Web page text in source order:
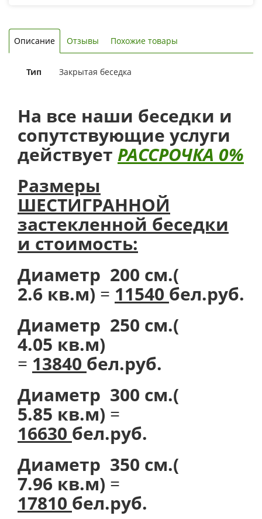
Описание Отзывы Похожие товары
Тип Закрытая беседка
На все наши беседки и
сопутствующие услуги
действует РАССРОЧКА 0%
Размеры
ШЕСТИГРАННОЙ
застекленной беседки
и стоимость:
Диаметр 200 см.(
2.6 кв.м) = 11540 бел.руб.
Диаметр 250 см.(
4.05 кв.м)
= 13840 бел.руб.
Диаметр 300 см.(
5.85 кв.м) =
16630 бел.руб.
Диаметр 350 см.(
7.96 кв.м) =
17810 бел.руб.